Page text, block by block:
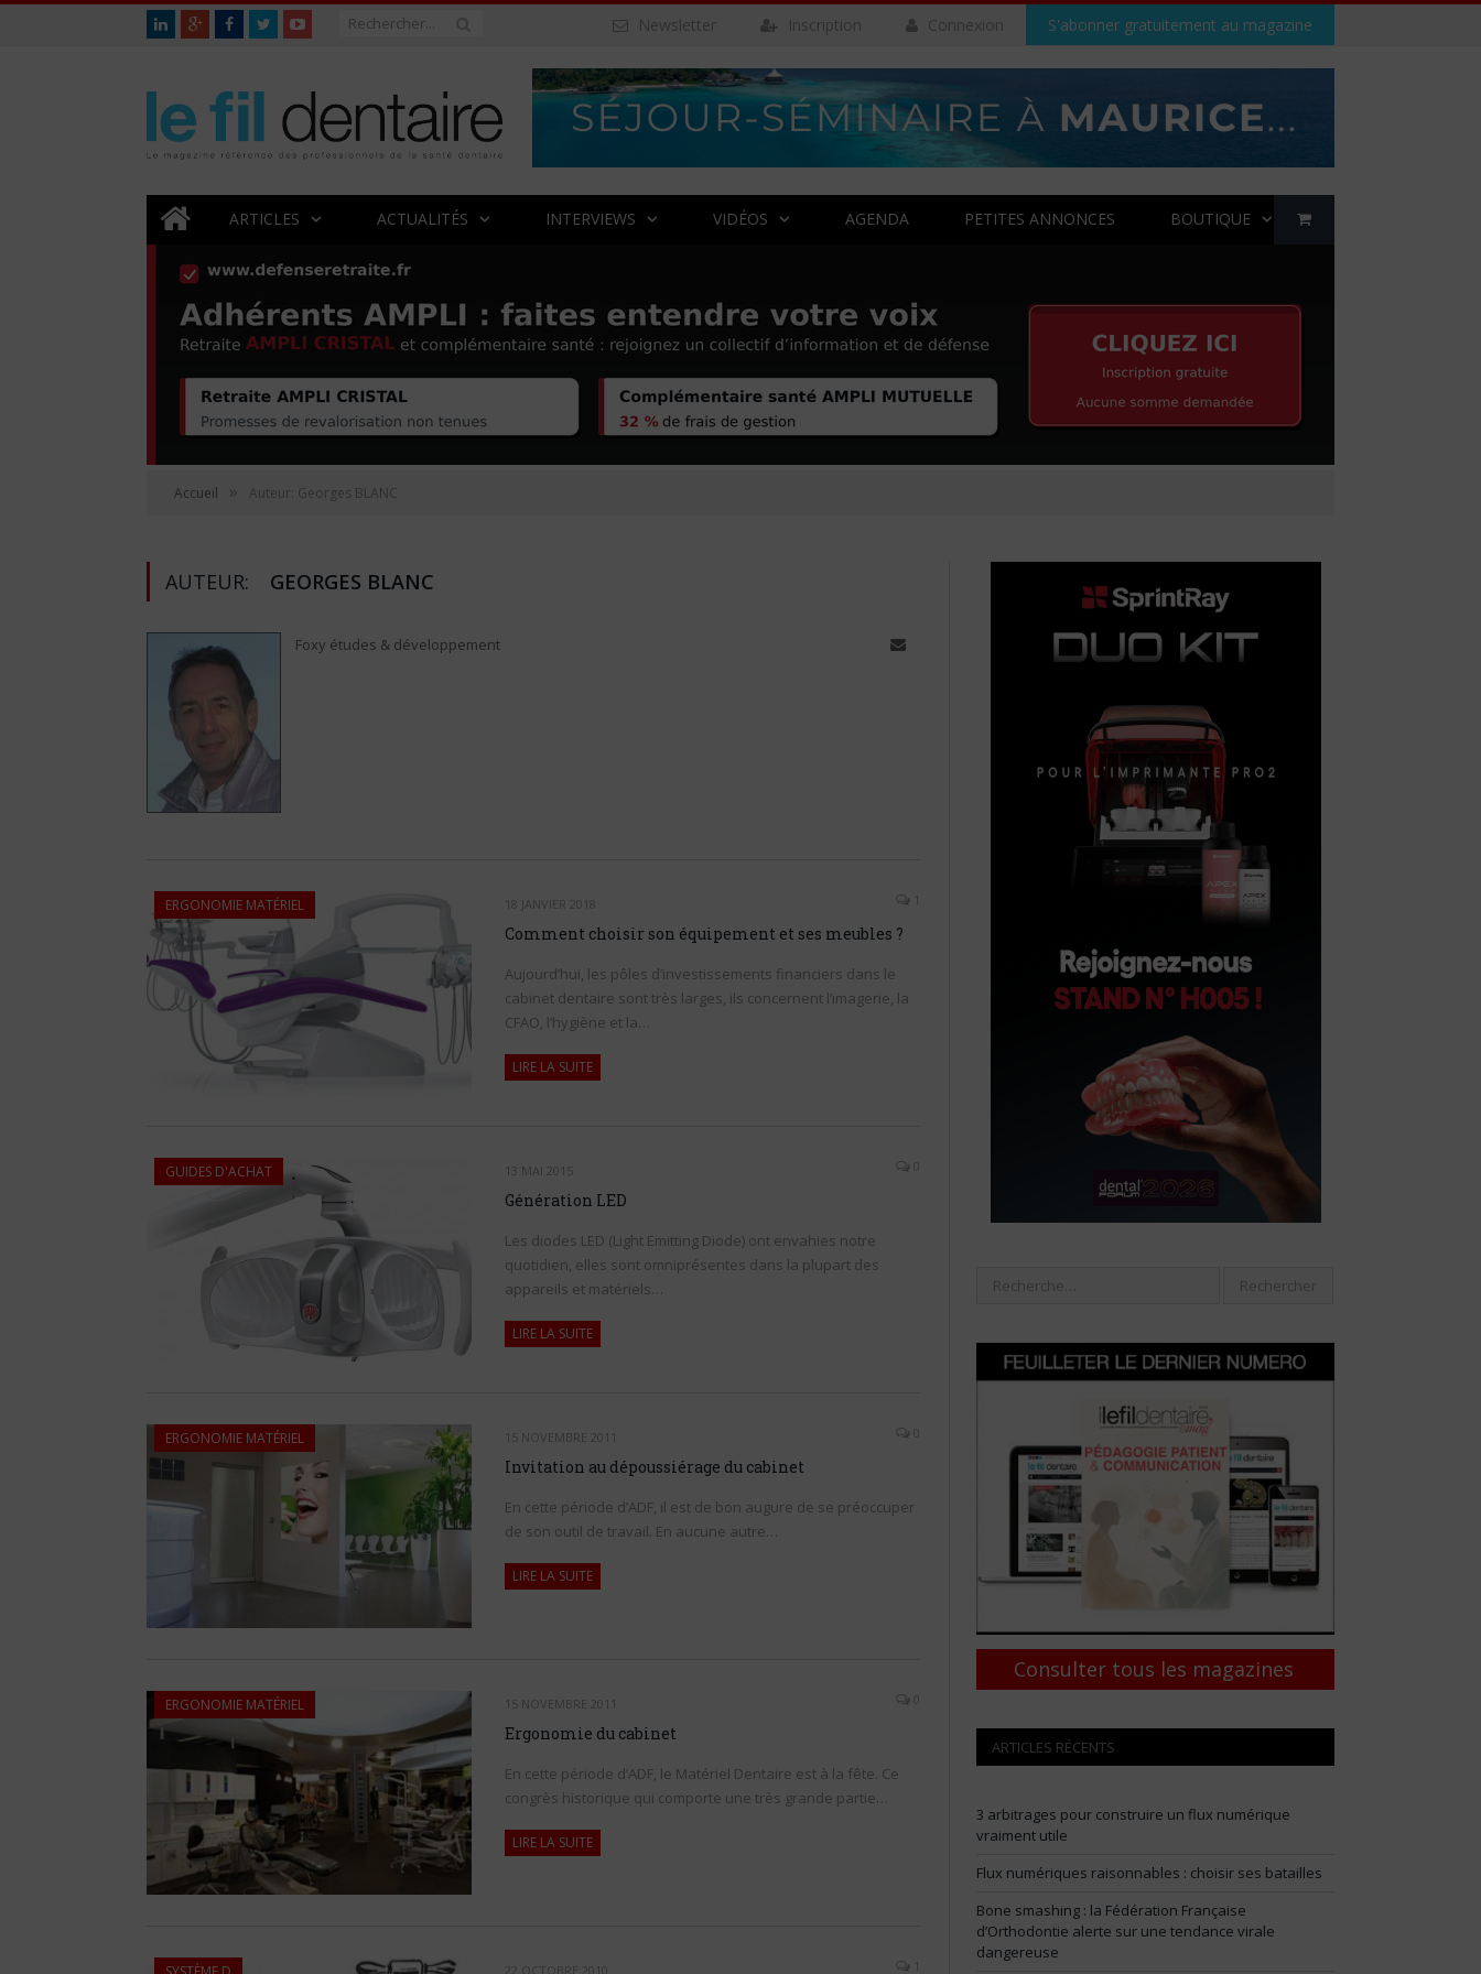
S'abonner gratuitement au magazine
Connexion
Inscription
Newsletter
ARTICLES ACTUALITÉS INTERVIEWS VIDÉOS AGENDA PETITES ANNONCES BOUTIQUE
Accueil » Auteur: Georges BLANC
AUTEUR: GEORGES BLANC
Email
Foxy études & développement
ERGONOMIE MATÉRIEL 18 JANVIER 2018 1
Comment choisir son équipement et ses meubles ?
Aujourd’hui, les pôles d’investissements financiers dans le
cabinet dentaire sont très larges, ils concernent l’imagerie, la
CFAO, l’hygiène et la…
LIRE LA SUITE
GUIDES D'ACHAT 13 MAI 2015 0
Génération LED
Les diodes LED (Light Emitting Diode) ont envahies notre
quotidien, elles sont omniprésentes dans la plupart des
appareils et matériels…
LIRE LA SUITE
ERGONOMIE MATÉRIEL 15 NOVEMBRE 2011 0
Invitation au dépoussiérage du cabinet
En cette période d’ADF, il est de bon augure de se préoccuper
de son outil de travail. En aucune autre…
LIRE LA SUITE
ERGONOMIE MATÉRIEL 15 NOVEMBRE 2011 0
Ergonomie du cabinet
En cette période d’ADF, le Matériel Dentaire est à la fête. Ce
congrès historique qui comporte une très grande partie…
LIRE LA SUITE
22 OCTOBRE 2010 1
Consulter tous les magazines
ARTICLES RÉCENTS
3 arbitrages pour construire un flux numérique
vraiment utile
Flux numériques raisonnables : choisir ses batailles
Bone smashing : la Fédération Française
d’Orthodontie alerte sur une tendance virale
dangereuse